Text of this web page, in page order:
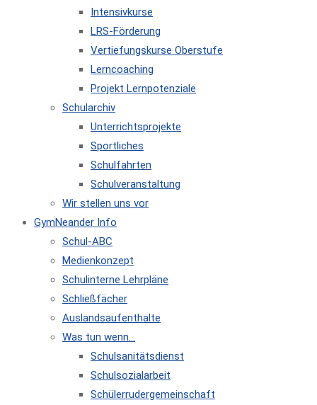
Intensivkurse
LRS-Förderung
Vertiefungskurse Oberstufe
Lerncoaching
Projekt Lernpotenziale
Schularchiv
Unterrichtsprojekte
Sportliches
Schulfahrten
Schulveranstaltung
Wir stellen uns vor
GymNeander Info
Schul-ABC
Medienkonzept
Schulinterne Lehrpläne
Schließfächer
Auslandsaufenthalte
Was tun wenn…
Schulsanitätsdienst
Schulsozialarbeit
Schülerrudergemeinschaft